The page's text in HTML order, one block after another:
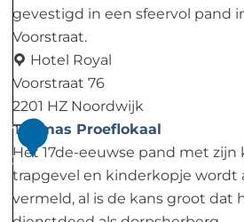
gevestigd in een sfeervol pand
Voorstraat.
Hotel Royal
Voorstraat 76
2201 HZ Noordwijk
H
o
t
e
1
3
Thomas Proeflokaal
Het 17de-eeuwse pand met
trapgevel en kinderkopje wordt
vermeld, al is de kans groot dat